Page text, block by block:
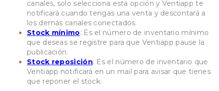
canales, solo selecciona esta opción y Ventiapp te
notificará cuando tengas una venta y descontará a
los demás canales conectados.
Stock mínimo: Es el número de inventario mínimo
que deseas se registre para que Ventiapp pause la
publicación.
Stock reposición: Es el número de inventario que
Ventiapp notificará en un mail para avisar que tienes
que reponer el stock.